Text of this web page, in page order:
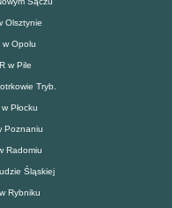
Olsztynie
w Opolu
w Pile
Tryb.
Płocku
Poznaniu
Radomiu
Śląskiej
Rybniku